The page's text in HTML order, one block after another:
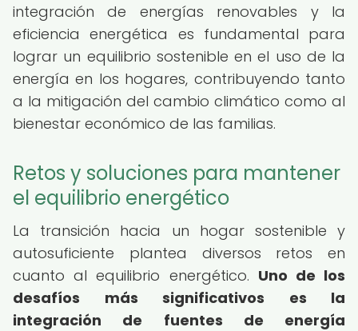
integración de energías renovables y la
eficiencia energética es fundamental para
lograr un equilibrio sostenible en el uso de la
energía en los hogares, contribuyendo tanto
a la mitigación del cambio climático como al
bienestar económico de las familias.
Retos y soluciones para mantener
el equilibrio energético
La transición hacia un hogar sostenible y
autosuficiente plantea diversos retos en
cuanto al equilibrio energético. Uno de los
desafíos más significativos es la
integración de fuentes de energía